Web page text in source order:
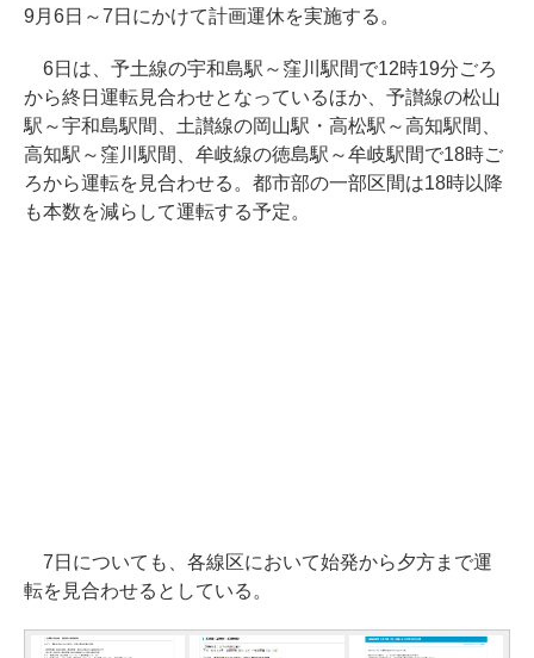
9月6日～7日にかけて計画運休を実施する。
6日は、予土線の宇和島駅～窪川駅間で12時19分ごろ
から終日運転見合わせとなっているほか、予讃線の松山
駅～宇和島駅間、土讃線の岡山駅・高松駅～高知駅間、
高知駅～窪川駅間、牟岐線の徳島駅～牟岐駅間で18時ご
ろから運転を見合わせる。都市部の一部区間は18時以降
も本数を減らして運転する予定。
7日についても、各線区において始発から夕方まで運
転を見合わせるとしている。